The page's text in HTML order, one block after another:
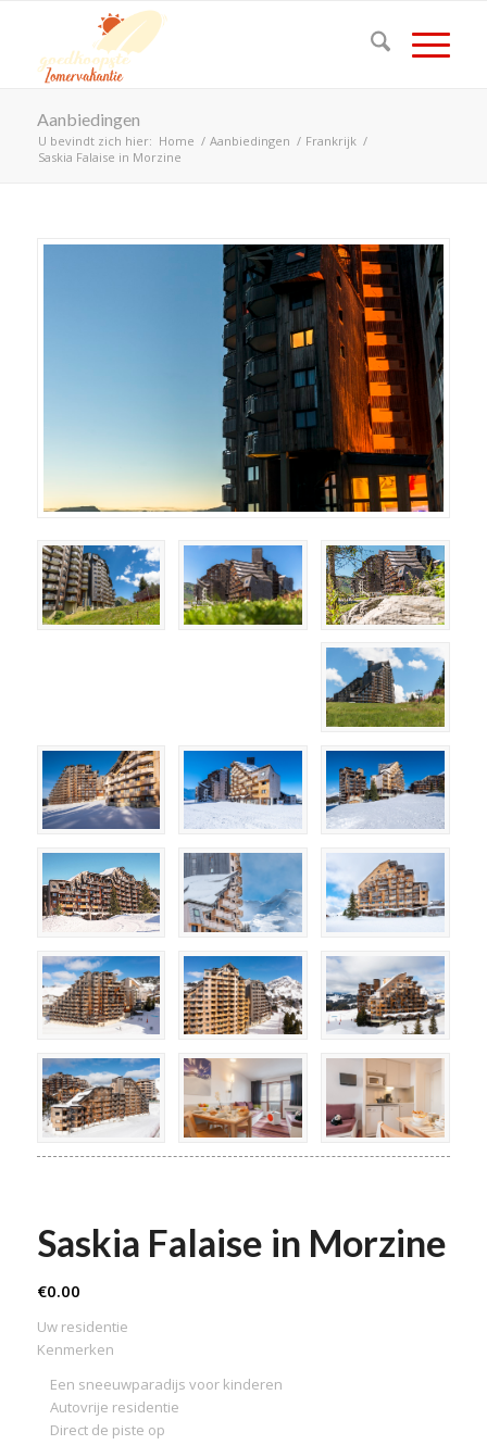
Aanbiedingen
U bevindt zich hier: Home / Aanbiedingen / Frankrijk /
Saskia Falaise in Morzine
Saskia Falaise in Morzine
€0.00
Uw residentie
Kenmerken
Een sneeuwparadijs voor kinderen
Autovrije residentie
Direct de piste op